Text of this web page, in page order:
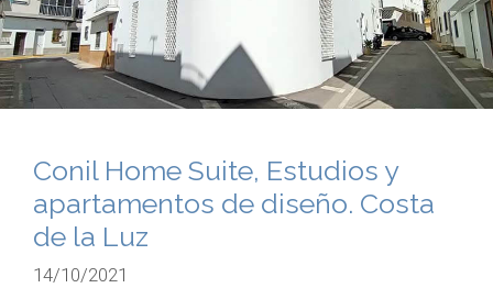
Conil Home Suite, Estudios y
apartamentos de diseño. Costa
de la Luz
14/10/2021